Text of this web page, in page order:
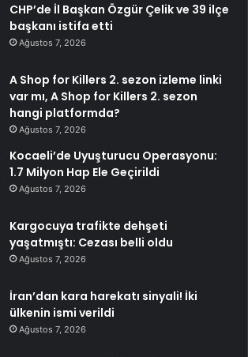
CHP’de İl Başkan Özgür Çelik ve 39 ilçe
başkanı istifa etti
Ağustos 7, 2026
A Shop for Killers 2. sezon izleme linki
var mı, A Shop for Killers 2. sezon
hangi platformda?
Ağustos 7, 2026
Kocaeli’de Uyuşturucu Operasyonu:
1.7 Milyon Hap Ele Geçirildi
Ağustos 7, 2026
Kargocuya trafikte dehşeti
yaşatmıştı: Cezası belli oldu
Ağustos 7, 2026
İran’dan kara harekatı sinyali! İki
ülkenin ismi verildi
Ağustos 7, 2026